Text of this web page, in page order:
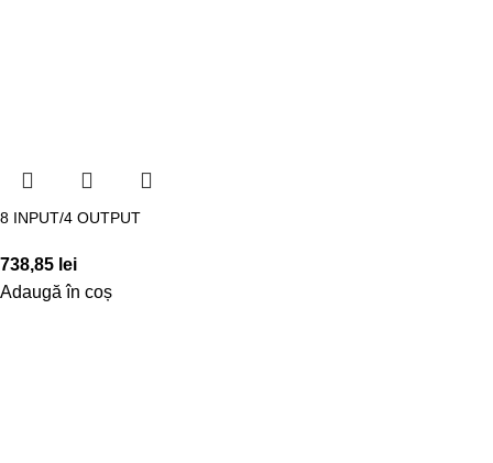
8 INPUT/4 OUTPUT
738,85 lei
Adaugă în coș